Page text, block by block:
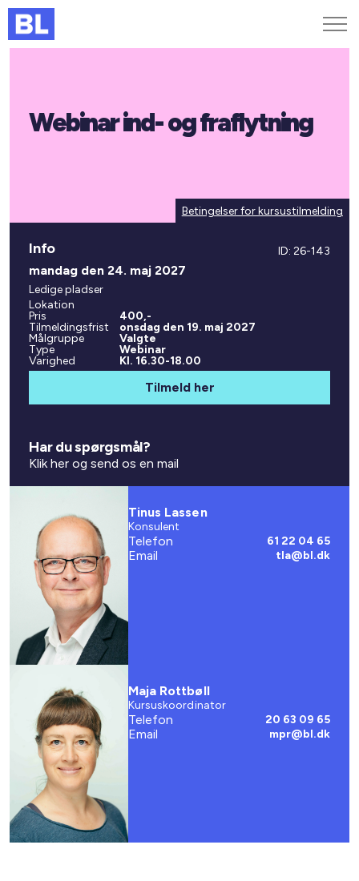
Find medarbejder
Kurser og arrangementer
Webinar ind- og fraflytning
Betingelser for kursustilmelding
Info ID: 26-143
mandag den 24. maj 2027
Ledige pladser
Lokation
Pris
400,-
Tilmeldingsfrist
onsdag den 19. maj 2027
Målgruppe
Valgte
Type
Webinar
Varighed
Kl. 16.30-18.00
Tilmeld her
Har du spørgsmål?
Klik her og send os en mail
Tinus Lassen
Konsulent
Telefon 61 22 04 65
Email tla@bl.dk
Maja Rottbøll
Kursuskoordinator
Telefon 20 63 09 65
Email mpr@bl.dk